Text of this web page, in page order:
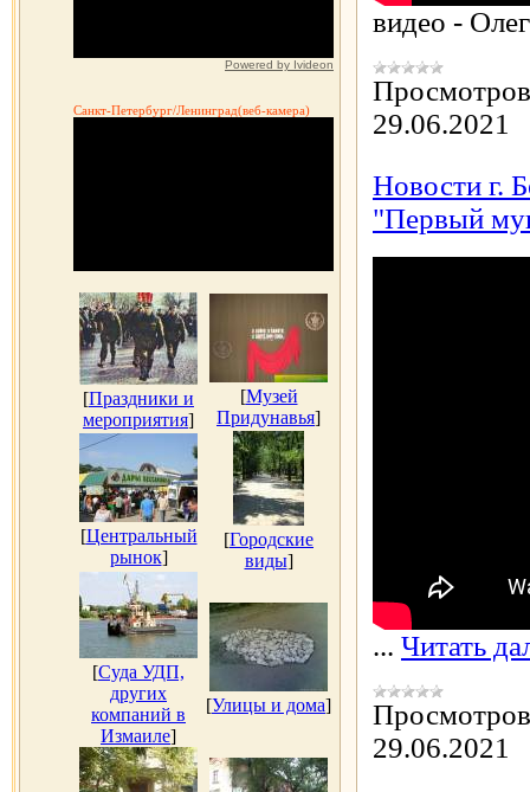
Powered by Ivideon
Санкт-Петербург/Ленинград(веб-камера)
[Праздники и
мероприятия]
[Музей
Придунавья]
[Центральный
рынок]
[Городские
виды]
[Суда УДП,
других
компаний в
Измаиле]
[Улицы и дома]
видео -
29.06.2021
Новости г.
"Первый
... Читать
29.06.2021